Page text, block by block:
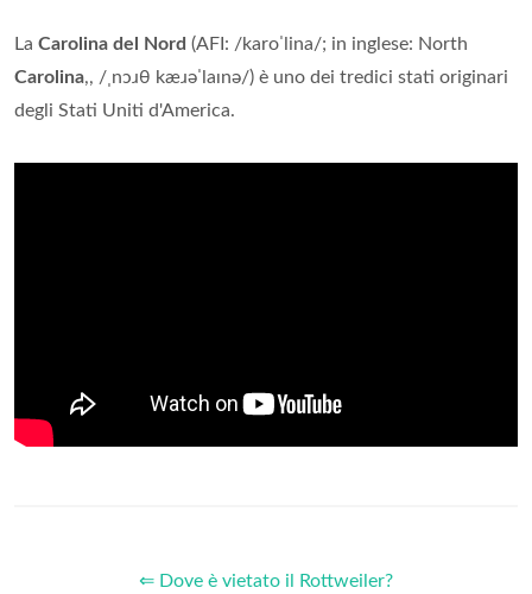
La Carolina del Nord (AFI: /karoˈlina/; in inglese: North
Carolina,, /ˌnɔɹθ kæɹəˈlaɪnə/) è uno dei tredici stati originari
degli Stati Uniti d'America.
⇐ Dove è vietato il Rottweiler?